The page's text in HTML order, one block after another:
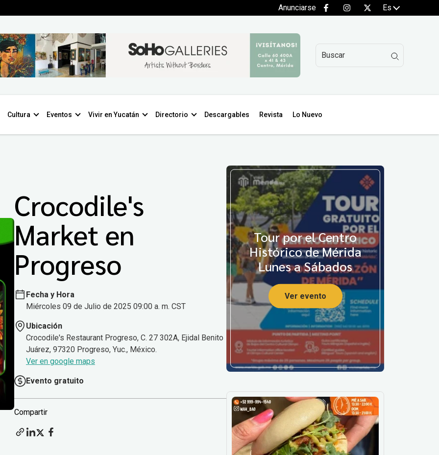
Anunciarse Es
Cultura Eventos Vivir en Yucatán Directorio Descargables Revista Lo Nuevo
Crocodile's
Market en
Progreso
Fecha y Hora
Miércoles 09 de Julio de 2025 09:00 a. m. CST
Ubicación
Crocodile's Restaurant Progreso, C. 27 302A, Ejidal Benito
Juárez, 97320 Progreso, Yuc., México.
Ver en google maps
Evento gratuito
Compartir
Tour por el Centro
Histórico de Mérida
Lunes a Sábados
Ver evento